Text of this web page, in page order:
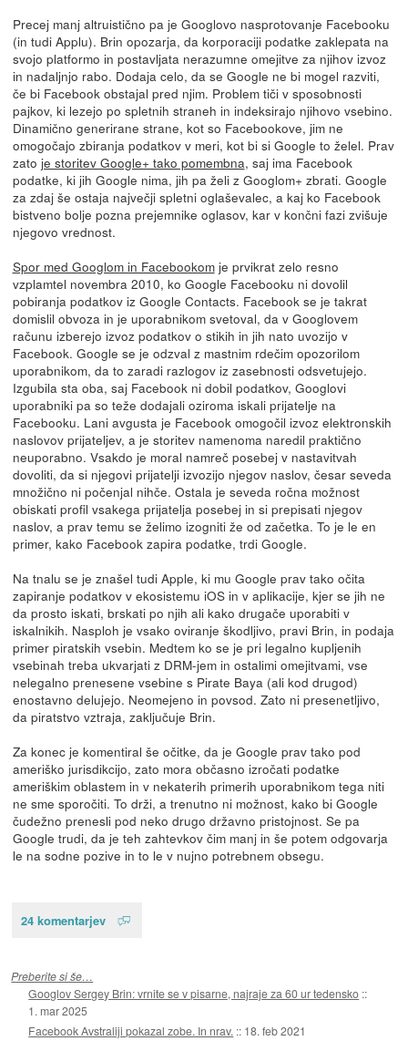
Precej manj altruistično pa je Googlovo nasprotovanje Facebooku
(in tudi Applu). Brin opozarja, da korporaciji podatke zaklepata na
svojo platformo in postavljata nerazumne omejitve za njihov izvoz
in nadaljnjo rabo. Dodaja celo, da se Google ne bi mogel razviti,
če bi Facebook obstajal pred njim. Problem tiči v sposobnosti
pajkov, ki lezejo po spletnih straneh in indeksirajo njihovo vsebino.
Dinamično generirane strane, kot so Facebookove, jim ne
omogočajo zbiranja podatkov v meri, kot bi si Google to želel. Prav
zato je storitev Google+ tako pomembna, saj ima Facebook
podatke, ki jih Google nima, jih pa želi z Googlom+ zbrati. Google
za zdaj še ostaja največji spletni oglaševalec, a kaj ko Facebook
bistveno bolje pozna prejemnike oglasov, kar v končni fazi zvišuje
njegovo vrednost.
Spor med Googlom in Facebookomje prvikrat zelo resno
vzplamtel novembra 2010, ko Google Facebooku ni dovolil
pobiranja podatkov iz Google Contacts. Facebook se je takrat
domislil obvoza in je uporabnikom svetoval, da v Googlovem
računu izberejo izvoz podatkov o stikih in jih nato uvozijo v
Facebook. Google se je odzval z mastnim rdečim opozorilom
uporabnikom, da to zaradi razlogov iz zasebnosti odsvetujejo.
Izgubila sta oba, saj Facebook ni dobil podatkov, Googlovi
uporabniki pa so teže dodajali oziroma iskali prijatelje na
Facebooku. Lani avgusta je Facebook omogočil izvoz elektronskih
naslovov prijateljev, a je storitev namenoma naredil praktično
neuporabno. Vsakdo je moral namreč posebej v nastavitvah
dovoliti, da si njegovi prijatelji izvozijo njegov naslov, česar seveda
množično ni počenjal nihče. Ostala je seveda ročna možnost
obiskati profil vsakega prijatelja posebej in si prepisati njegov
naslov, a prav temu se želimo izogniti že od začetka. To je le en
primer, kako Facebook zapira podatke, trdi Google.
Na tnalu se je znašel tudi Apple, ki mu Google prav tako očita
zapiranje podatkov v ekosistemu iOS in v aplikacije, kjer se jih ne
da prosto iskati, brskati po njih ali kako drugače uporabiti v
iskalnikih. Nasploh je vsako oviranje škodljivo, pravi Brin, in podaja
primer piratskih vsebin. Medtem ko se je pri legalno kupljenih
vsebinah treba ukvarjati z DRM-jem in ostalimi omejitvami, vse
nelegalno prenesene vsebine s Pirate Baya (ali kod drugod)
enostavno delujejo. Neomejeno in povsod. Zato ni presenetljivo,
da piratstvo vztraja, zaključuje Brin.
Za konec je komentiral še očitke, da je Google prav tako pod
ameriško jurisdikcijo, zato mora občasno izročati podatke
ameriškim oblastem in v nekaterih primerih uporabnikom tega niti
ne sme sporočiti. To drži, a trenutno ni možnost, kako bi Google
čudežno prenesli pod neko drugo državno pristojnost. Se pa
Google trudi, da je teh zahtevkov čim manj in še potem odgovarja
le na sodne pozive in to le v nujno potrebnem obsegu.
24 komentarjev
Preberite si še…
Googlov Sergey Brin: vrnite se v pisarne, najraje za 60 ur tedensko ::
1. mar 2025
Facebook Avstraliji pokazal zobe. In nrav. :: 18. feb 2021